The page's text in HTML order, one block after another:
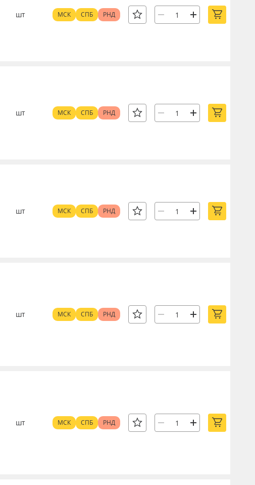
шт МСК СПБ РНД
шт МСК СПБ РНД
шт МСК СПБ РНД
шт МСК СПБ РНД
шт МСК СПБ РНД